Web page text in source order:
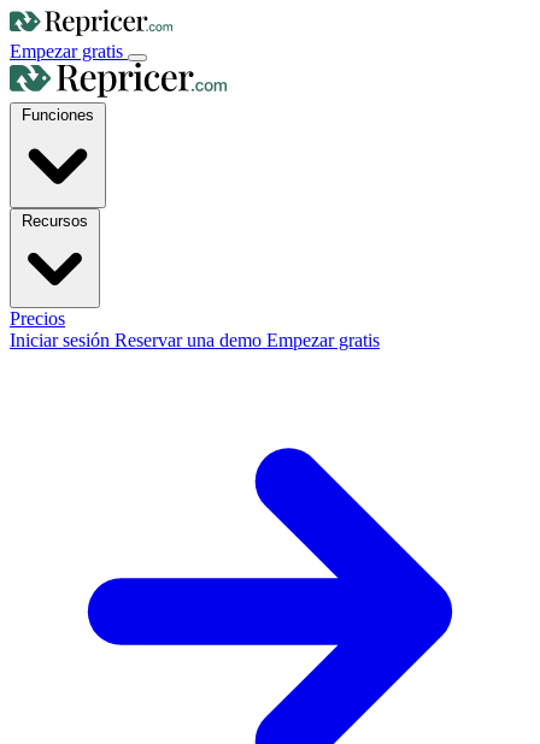
Empezar gratis
Precios
Iniciar sesión Reservar una demo Empezar gratis